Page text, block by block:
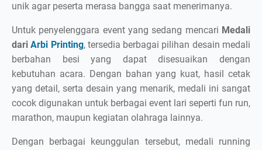
unik agar peserta merasa bangga saat menerimanya.
Untuk penyelenggara event yang sedang mencari Medali
dariArbi Printing, tersedia berbagai pilihan desain medali
berbahan besi yang dapat disesuaikan dengan
kebutuhan acara. Dengan bahan yang kuat, hasil cetak
yang detail, serta desain yang menarik, medali ini sangat
cocok digunakan untuk berbagai event lari seperti fun run,
marathon, maupun kegiatan olahraga lainnya.
Dengan berbagai keunggulan tersebut, medali running